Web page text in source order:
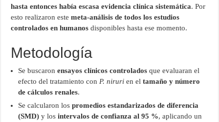
hasta entonces había escasa evidencia clínica sistemática. Por
esto realizaron estemeta‑análisis de todos los estudios
controlados en humanos disponibles hasta ese momento.
Metodología
Se buscaronensayos clínicos controlados que evaluaran el
efecto del tratamiento con P. niruri en eltamaño y número
de cálculos renales.
Se calcularon lospromedios estandarizados de diferencia
(SMD) y losintervalos de confianza al 95 %, aplicando un